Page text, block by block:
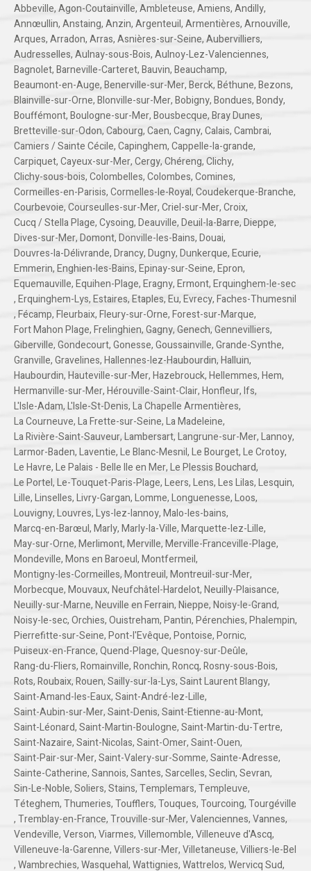
Abbeville,Agon-Coutainville,Ambleteuse,Amiens,Andilly,
Annœullin,Anstaing,Anzin,Argenteuil,Armentières,Arnouville,
Arques,Arradon,Arras,Asnières-sur-Seine,Aubervilliers,
Audresselles,Aulnay-sous-Bois,Aulnoy-Lez-Valenciennes,
Bagnolet,Barneville-Carteret,Bauvin,Beauchamp,
Beaumont-en-Auge,Benerville-sur-Mer,Berck,Béthune,Bezons,
Blainville-sur-Orne,Blonville-sur-Mer,Bobigny,Bondues,Bondy,
Bouffémont,Boulogne-sur-Mer,Bousbecque,Bray Dunes,
Bretteville-sur-Odon,Cabourg,Caen,Cagny,Calais,Cambrai,
Camiers / Sainte Cécile,Capinghem,Cappelle-la-grande,
Carpiquet,Cayeux-sur-Mer,Cergy,Chéreng,Clichy,
Clichy-sous-bois,Colombelles,Colombes,Comines,
Cormeilles-en-Parisis,Cormelles-le-Royal,Coudekerque-Branche,
Courbevoie,Courseulles-sur-Mer,Criel-sur-Mer,Croix,
Cucq / Stella Plage,Cysoing,Deauville,Deuil-la-Barre,Dieppe,
Dives-sur-Mer,Domont,Donville-les-Bains,Douai,
Douvres-la-Délivrande,Drancy,Dugny,Dunkerque,Ecurie,
Emmerin,Enghien-les-Bains,Epinay-sur-Seine,Epron,
Equemauville,Equihen-Plage,Eragny,Ermont,Erquinghem-le-sec
,Erquinghem-Lys,Estaires,Etaples,Eu,Evrecy,Faches-Thumesnil
,Fécamp,Fleurbaix,Fleury-sur-Orne,Forest-sur-Marque,
Fort Mahon Plage,Frelinghien,Gagny,Genech,Gennevilliers,
Giberville,Gondecourt,Gonesse,Goussainville,Grande-Synthe,
Granville,Gravelines,Hallennes-lez-Haubourdin,Halluin,
Haubourdin,Hauteville-sur-Mer,Hazebrouck,Hellemmes,Hem,
Hermanville-sur-Mer,Hérouville-Saint-Clair,Honfleur,Ifs,
L'Isle-Adam,L'Isle-St-Denis,La Chapelle Armentières,
La Courneuve,La Frette-sur-Seine,La Madeleine,
La Rivière-Saint-Sauveur,Lambersart,Langrune-sur-Mer,Lannoy,
Larmor-Baden,Laventie,Le Blanc-Mesnil,Le Bourget,Le Crotoy,
Le Havre,Le Palais - Belle Ile en Mer,Le Plessis Bouchard,
Le Portel,Le-Touquet-Paris-Plage,Leers,Lens,Les Lilas,Lesquin,
Lille,Linselles,Livry-Gargan,Lomme,Longuenesse,Loos,
Louvigny,Louvres,Lys-lez-lannoy,Malo-les-bains,
Marcq-en-Barœul,Marly,Marly-la-Ville,Marquette-lez-Lille,
May-sur-Orne,Merlimont,Merville,Merville-Franceville-Plage,
Mondeville,Mons en Baroeul,Montfermeil,
Montigny-les-Cormeilles,Montreuil,Montreuil-sur-Mer,
Morbecque,Mouvaux,Neufchâtel-Hardelot,Neuilly-Plaisance,
Neuilly-sur-Marne,Neuville en Ferrain,Nieppe,Noisy-le-Grand,
Noisy-le-sec,Orchies,Ouistreham,Pantin,Pérenchies,Phalempin,
Pierrefitte-sur-Seine,Pont-l'Evêque,Pontoise,Pornic,
Puiseux-en-France,Quend-Plage,Quesnoy-sur-Deûle,
Rang-du-Fliers,Romainville,Ronchin,Roncq,Rosny-sous-Bois,
Rots,Roubaix,Rouen,Sailly-sur-la-Lys,Saint Laurent Blangy,
Saint-Amand-les-Eaux,Saint-André-lez-Lille,
Saint-Aubin-sur-Mer,Saint-Denis,Saint-Etienne-au-Mont,
Saint-Léonard,Saint-Martin-Boulogne,Saint-Martin-du-Tertre,
Saint-Nazaire,Saint-Nicolas,Saint-Omer,Saint-Ouen,
Saint-Pair-sur-Mer,Saint-Valery-sur-Somme,Sainte-Adresse,
Sainte-Catherine,Sannois,Santes,Sarcelles,Seclin,Sevran,
Sin-Le-Noble,Soliers,Stains,Templemars,Templeuve,
Téteghem,Thumeries,Toufflers,Touques,Tourcoing,Tourgéville
,Tremblay-en-France,Trouville-sur-Mer,Valenciennes,Vannes,
Vendeville,Verson,Viarmes,Villemomble,Villeneuve d'Ascq,
Villeneuve-la-Garenne,Villers-sur-Mer,Villetaneuse,Villiers-le-Bel
,Wambrechies,Wasquehal,Wattignies,Wattrelos,Wervicq Sud,